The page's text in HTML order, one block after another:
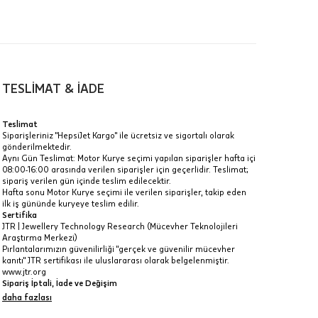
ancak
Taksit Toplamı
13.080 ₺
13.080 ₺
TESLİMAT & İADE
Teslimat
Siparişleriniz "HepsiJet Kargo" ile ücretsiz ve sigortalı olarak
gönderilmektedir.
Aynı Gün Teslimat: Motor Kurye seçimi yapılan siparişler hafta içi
08:00-16:00 arasında verilen siparişler için geçerlidir. Teslimat;
sipariş verilen gün içinde teslim edilecektir.
Hafta sonu Motor Kurye seçimi ile verilen siparişler, takip eden
ilk iş gününde kuryeye teslim edilir.
Sertifika
JTR | Jewellery Technology Research (Mücevher Teknolojileri
Araştırma Merkezi)
Pırlantalarımızın güvenilirliği "gerçek ve güvenilir mücevher
kanıtı" JTR sertifikası ile uluslararası olarak belgelenmiştir.
www.jtr.org
Sipariş İptali, İade ve Değişim
İptal: Kargoya verilmeyen veya faturası oluşmayan siparişlerinizi
daha fazlası